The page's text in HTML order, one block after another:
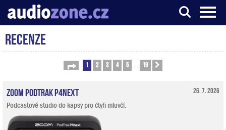
Server o digitálním zpracování zvuku
Recenze
Stránka 1z 19
1 2 3 4 5 19
26. 7. 2026
Zoom PodTrak P4next
Podcastové studio do kapsy pro čtyři mluvčí.